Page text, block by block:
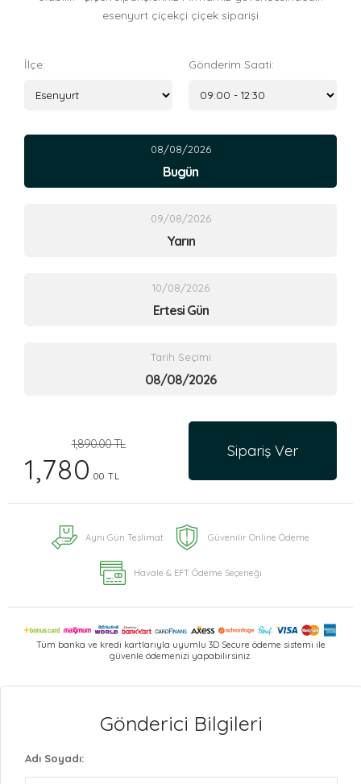
esenyurt çiçekçi çiçek siparişi
İlçe: Gönderim Saati:
08/08/2026
Bugün
09/08/2026
Yarın
10/08/2026
Ertesi Gün
Tarih Seçimi
1,890.00 TL
1,780 .00 TL
Sipariş Ver
Aynı Gün Teslimat Güvenilir Online Ödeme
Havale & EFT Ödeme Seçeneği
Tüm banka ve kredi kartlarıyla uyumlu 3D Secure ödeme sistemi ile
güvenle ödemenizi yapabilirsiniz.
Gönderici Bilgileri
Adı Soyadı: